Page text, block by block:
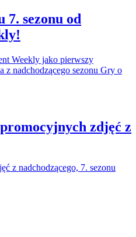
7. sezonu od
Weekly jako pierwszy
z nadchodzącego sezonu Gry o
zdjęć z
z nadchodzącego, 7. sezonu